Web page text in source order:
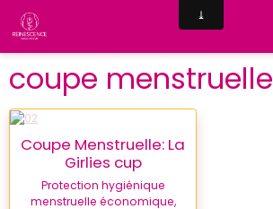
coupe menstruelle
Coupe Menstruelle: La
Girlies cup
Protection hygiénique
menstruelle économique,